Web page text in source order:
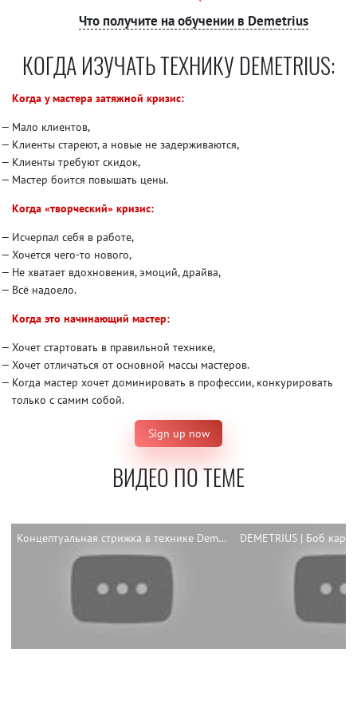
Что получите на обучении в Demetrius
КОГДА ИЗУЧАТЬ ТЕХНИКУ DEMETRIUS:
Когда у мастера затяжной кризис:
Мало клиентов,
Клиенты стареют, а новые не задерживаются,
Клиенты требуют скидок,
Мастер боится повышать цены.
Когда «творческий» кризис:
Исчерпал себя в работе,
Хочется чего-то нового,
Не хватает вдохновения, эмоций, драйва,
Всё надоело.
Когда это начинающий мастер:
Хочет стартовать в правильной технике,
Хочет отличаться от основной массы мастеров.
Когда мастер хочет доминировать в профессии, конкурировать
только с самим собой.
Sign up now
ВИДЕО ПО ТЕМЕ
Концептуальная стрижка в технике Demetrius